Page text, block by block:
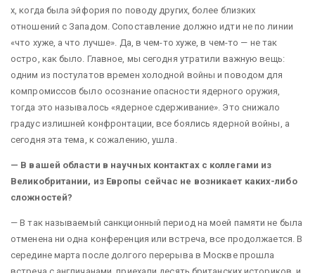
х, когда была эйфория по поводу других, более близких
отношений с Западом. Сопоставление должно идти не по линии
«что хуже, а что лучше». Да, в чем-то хуже, в чем-то — не так
остро, как было. Главное, мы сегодня утратили важную вещь:
одним из постулатов времен холодной войны и поводом для
компромиссов было осознание опасности ядерного оружия,
тогда это называлось «ядерное сдерживание». Это снижало
градус излишней конфронтации, все боялись ядерной войны, а
сегодня эта тема, к сожалению, ушла.
— В вашей области в научных контактах с коллегами из
Великобритании, из Европы сейчас не возникает каких-либо
сложностей?
— В так называемый санкционный период на моей памяти не была
отменена ни одна конференция или встреча, все продолжается. В
середине марта после долгого перерыва в Москве прошла
встреча с англичанами, приехали десять британских историков, и